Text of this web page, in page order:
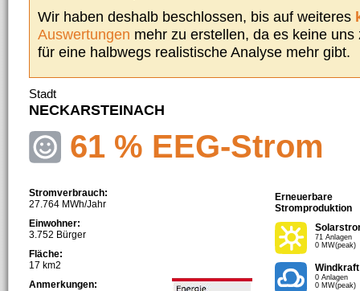
Wir haben deshalb beschlossen, bis auf weiteres
Auswertungen mehr zu erstellen, da es keine
für eine halbwegs realistische Analyse mehr gibt.
Stadt
NECKARSTEINACH
61 % EEG-Strom
Stromverbrauch:
27.764 MWh/Jahr
Einwohner:
3.752 Bürger
Fläche:
17 km2
Anmerkungen:
Erneuerbare
Stromproduktion
71 Anlagen
0 MW(peak)
Windkraft
0 Anlagen
0 MW(peak)